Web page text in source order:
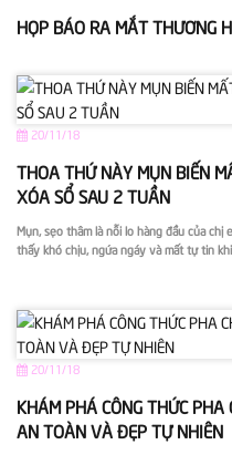
HỌP BÁO RA MẮT THƯƠNG
20/11/18
THOA THỨ NÀY MỤN BIẾN
XÓA SỔ SAU 2 TUẦN
Mụn, sẹo thâm là nỗi lo hàng đầu của
thấy khó chịu, ngứa ngáy và mất tự tin
20/11/18
KHÁM PHÁ CÔNG THỨC
AN TOÀN VÀ ĐẸP TỰ NHIÊN